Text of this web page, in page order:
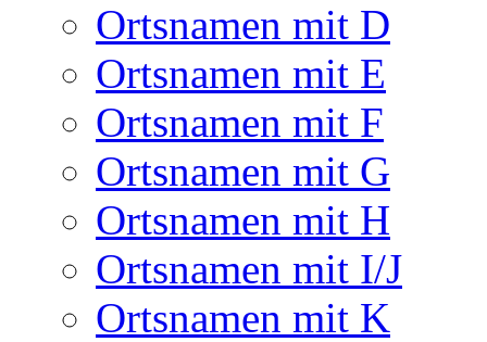
Ortsnamen mit D
Ortsnamen mit E
Ortsnamen mit F
Ortsnamen mit G
Ortsnamen mit H
Ortsnamen mit I/J
Ortsnamen mit K